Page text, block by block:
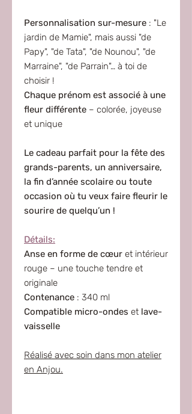
Personnalisation sur-mesure : "Le
jardin de Mamie", mais aussi "de
Papy", "de Tata", "de Nounou", "de
Marraine", "de Parrain"… à toi de
choisir !
Chaque prénom est associé à une
fleur différente – colorée, joyeuse
et unique
Le cadeau parfait pour la fête des
grands-parents, un anniversaire,
la fin d’année scolaire ou toute
occasion où tu veux faire fleurir le
sourire de quelqu’un !
Détails:
Anse en forme de cœur et intérieur
rouge – une touche tendre et
originale
Contenance : 340 ml
Compatible micro-ondes et lave-
vaisselle
Réalisé avec soin dans mon atelier
en Anjou.